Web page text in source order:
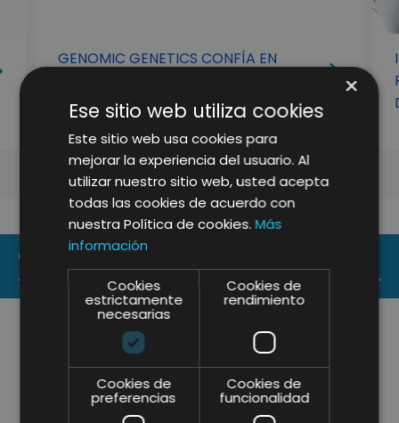
GENOMIC GENETICS CONFÍA EN
CONTACT US
×
Ese sitio web utiliza cookies
Este sitio web usa cookies para
mejorar la experiencia del usuario. Al
utilizar nuestro sitio web, usted acepta
todas las cookies de acuerdo con
nuestra Política de cookies.Más
información
Cookies
estrictamente
necesarias
Cookies de
rendimiento
Cookies de
preferencias
Cookies de
funcionalidad